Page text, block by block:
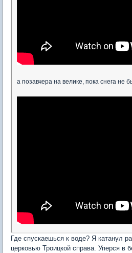
а позавчера на велике, пока снега не
Где спускаешься к воде? Я катанул
церковью Троицкой справа. Уперся в